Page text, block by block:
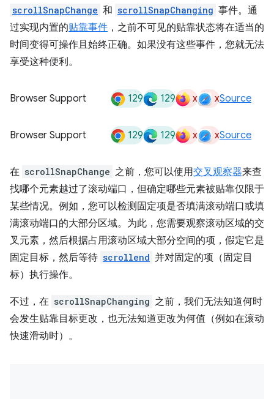
scrollSnapChange 和 scrollSnapChanging 事件。通
过实现内置的贴靠事件 ，之前不可见的贴靠状态将在适当的
时间变得可操作且始终正确。如果没有这些事件，您就无法
享受这种便利。
Browser Support 129 129 x xSource
Browser Support 129 129 x xSource
在 scrollSnapChange 之前，您可以使用交叉观察器来查
找哪个元素越过了滚动端口，但确定哪些元素被贴靠仅限于
某些情况。例如，您可以检测固定项是否填满滚动端口或填
满滚动端口的大部分区域。为此，您需要观察滚动区域的交
叉元素，然后根据占用滚动区域大部分空间的项，假定它是
固定目标，然后等待 scrollend 并对固定的项（固定目
标）执行操作。
不过，在 scrollSnapChanging 之前，我们无法知道何时
会发生贴靠目标更改，也无法知道更改为何值（例如在滚动
快速滑动时）。